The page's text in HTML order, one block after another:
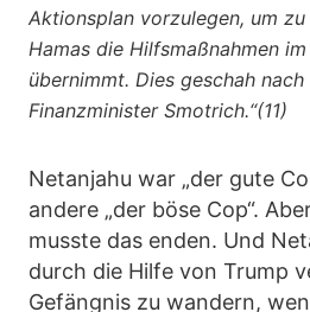
Aktionsplan vorzulegen, um
Hamas die Hilfsmaßnahmen
übernimmt. Dies geschah
Finanzminister Smotrich.“(11)
Netanjahu war „der gute
andere „der böse Cop“.
musste das enden. Und
durch die Hilfe von Trump
Gefängnis zu wandern,